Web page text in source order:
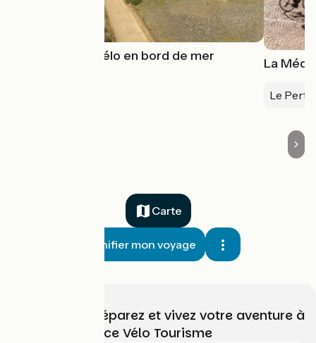
6 itinéraires vélo en bord de mer
La
Le
Carte
Planifier mon voyage
Choisissez, préparez et vivez votre aventure à
vélo avec France Vélo Tourisme